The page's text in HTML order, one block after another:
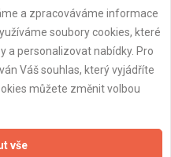
souborů cookie
a zpracováváme informace
soubory cookies, které
a personalizovat nabídky. Pro
Váš souhlas, který vyjádříte
můžete změnit volbou
vše